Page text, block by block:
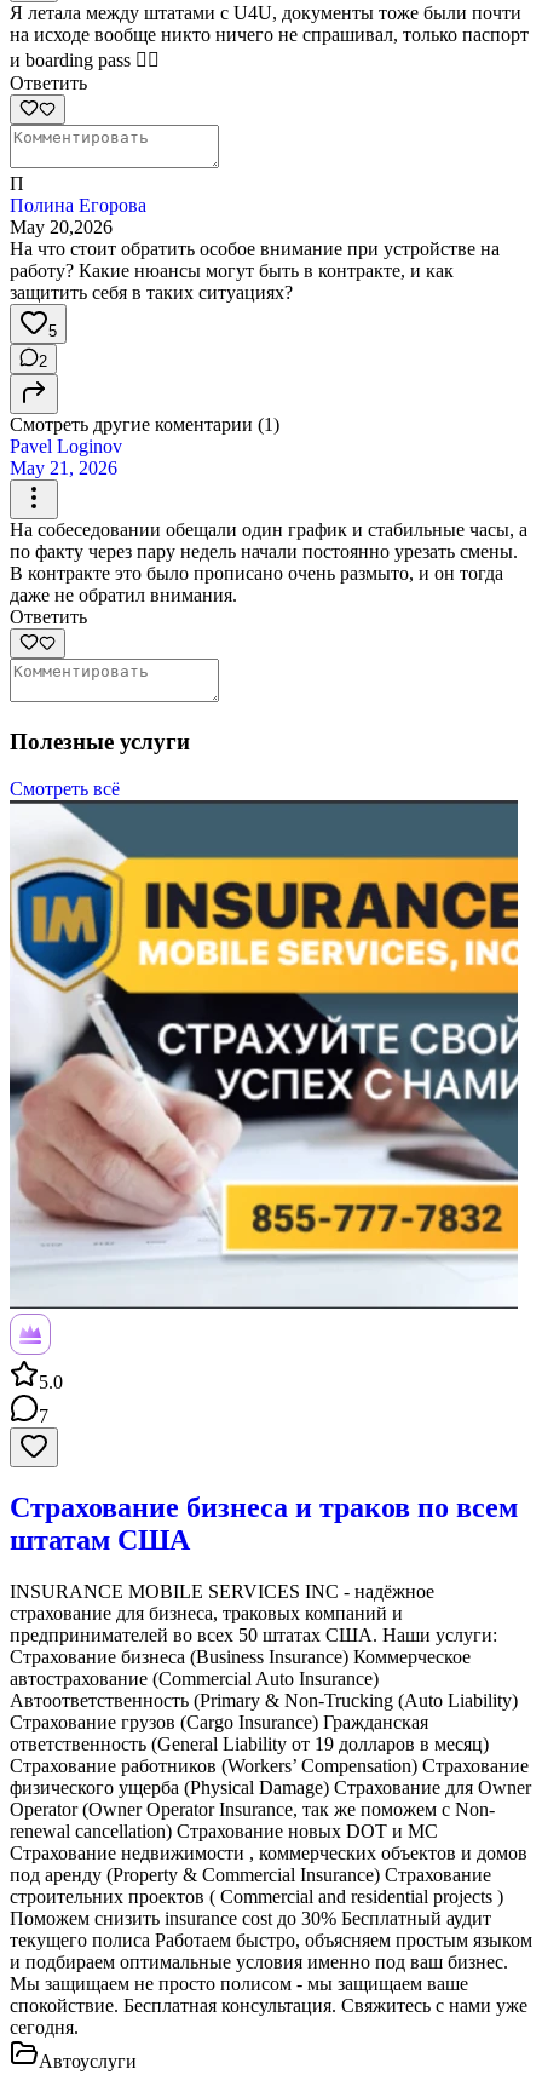
Я летала между штатами с U4U, документы тоже были почти
на исходе вообще никто ничего не спрашивал, только паспорт
и boarding pass 🤷‍♀️
Ответить
П
Полина Егорова
May 20,2026
На что стоит обратить особое внимание при устройстве на
работу? Какие нюансы могут быть в контракте, и как
защитить себя в таких ситуациях?
5
2
Смотреть другие коментарии (1)
Pavel Loginov
May 21, 2026
На собеседовании обещали один график и стабильные часы, а
по факту через пару недель начали постоянно урезать смены.
В контракте это было прописано очень размыто, и он тогда
даже не обратил внимания.
Ответить
Полезные услуги
Смотреть всё
5.0
7
Страхование бизнеса и траков по всем
штатам США
INSURANCE MOBILE SERVICES INC - надёжное
страхование для бизнеса, траковых компаний и
предпринимателей во всех 50 штатах США. Наши услуги:
Страхование бизнеса (Business Insurance) Коммерческое
автострахование (Commercial Auto Insurance)
Автоответственность (Primary & Non-Trucking (Auto Liability)
Страхование грузов (Cargo Insurance) Гражданская
ответственность (General Liability от 19 долларов в месяц)
Страхование работников (Workers’ Compensation) Страхование
физического ущерба (Physical Damage) Страхование для Owner
Operator (Owner Operator Insurance, так же поможем с Non-
renewal cancellation) Страхование новых DOT и MC
Страхование недвижимости , коммерческих объектов и домов
под аренду (Property & Commercial Insurance) Страхование
строительних проектов ( Commercial and residential projects )
Поможем снизить insurance cost до 30% Бесплатный аудит
текущего полиса Работаем быстро, объясняем простым языком
и подбираем оптимальные условия именно под ваш бизнес.
Мы защищаем не просто полисом - мы защищаем ваше
спокойствие. Бесплатная консультация. Свяжитесь с нами уже
сегодня.
Автоуслуги